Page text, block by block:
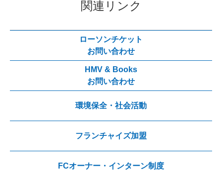
関連リンク
ローソンチケット
お問い合わせ
HMV & Books
お問い合わせ
環境保全・社会活動
フランチャイズ加盟
FCオーナー・インターン制度